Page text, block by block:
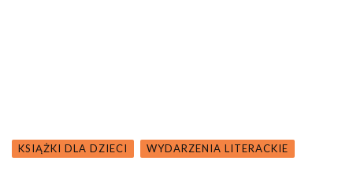
KSIĄŻKI DLA DZIECI WYDARZENIA LITERACKIE